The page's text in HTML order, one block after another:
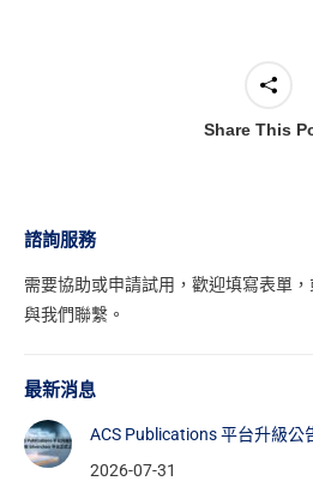
Share This
諮詢服務
需要協助或申請試用， 歡迎填寫表單
與我們聯繫。
最新消息
ACS Publications 平台升級公
2026-07-31